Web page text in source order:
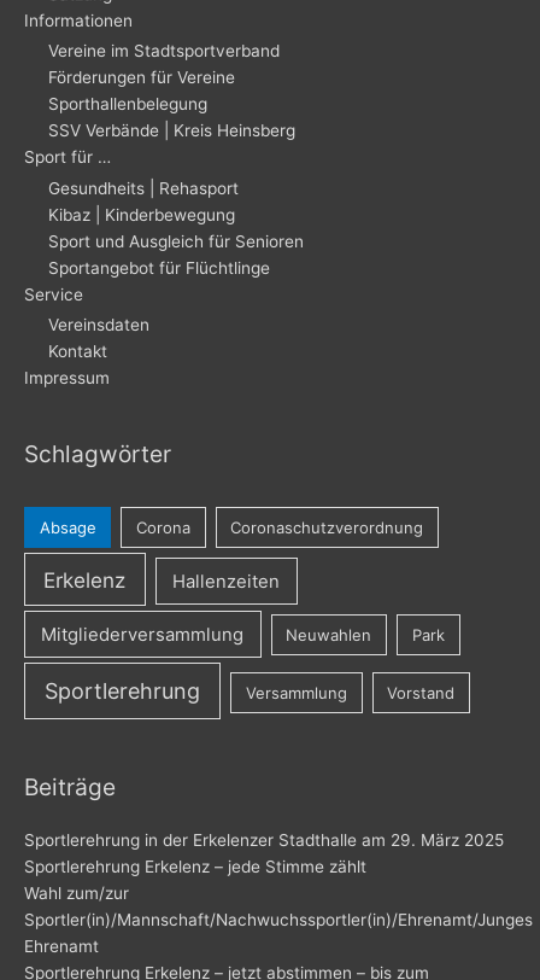
Informationen
Vereine im Stadtsportverband
Förderungen für Vereine
Sporthallenbelegung
SSV Verbände | Kreis Heinsberg
Sport für …
Gesundheits | Rehasport
Kibaz | Kinderbewegung
Sport und Ausgleich für Senioren
Sportangebot für Flüchtlinge
Service
Vereinsdaten
Kontakt
Impressum
Schlagwörter
Absage Corona Coronaschutzverordnung
Erkelenz Hallenzeiten
Mitgliederversammlung Neuwahlen Park
Sportlerehrung Versammlung Vorstand
Beiträge
Sportlerehrung in der Erkelenzer Stadthalle am 29. März 2025
Sportlerehrung Erkelenz – jede Stimme zählt
Wahl zum/zur
Sportler(in)/Mannschaft/Nachwuchssportler(in)/Ehrenamt/Junges
Ehrenamt
Sportlerehrung Erkelenz – jetzt abstimmen – bis zum